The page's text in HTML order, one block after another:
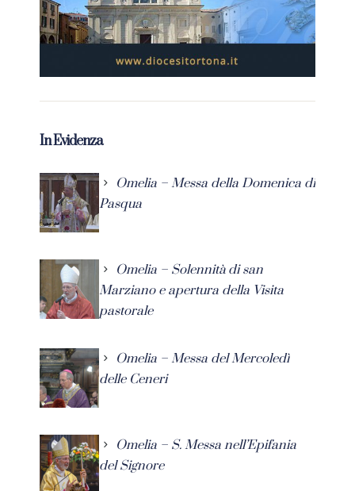
In Evidenza
Omelia – Messa della Domenica di
Pasqua
Omelia – Solennità di san
Marziano e apertura della Visita
pastorale
Omelia – Messa del Mercoledì
delle Ceneri
Omelia – S. Messa nell’Epifania
del Signore